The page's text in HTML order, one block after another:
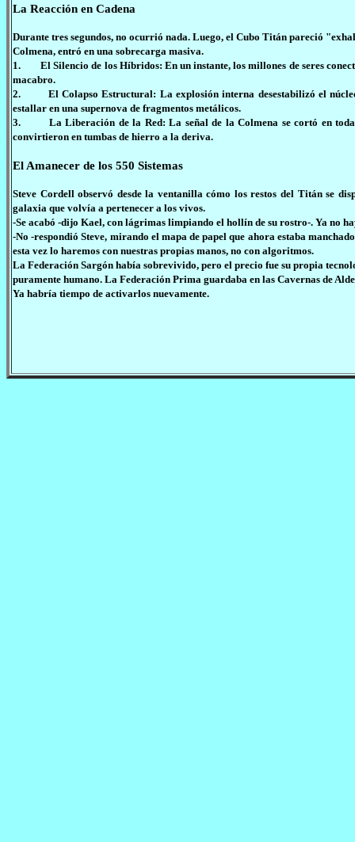
La Reacción en Cadena
Durante tres segundos, no ocurrió nada. Luego, el Cubo Titán pareció
Colmena, entró en una sobrecarga masiva.
1. El Silencio de los Híbridos: En un instante, los millones de seres
macabro.
2. El Colapso Estructural: La explosión interna desestabilizó el núcleo
estallar en una supernova de fragmentos metálicos.
3. La Liberación de la Red: La señal de la Colmena se cortó en toda
convirtieron en tumbas de hierro a la deriva.
El Amanecer de los 550 Sistemas
Steve Cordell observó desde la ventanilla cómo los restos del Titán se
galaxia que volvía a pertenecer a los vivos.
-Se acabó -dijo Kael, con lágrimas limpiando el hollín de su rostro-. Ya no
-No -respondió Steve, mirando el mapa de papel que ahora estaba
esta vez lo haremos con nuestras propias manos, no con algoritmos.
La Federación Sargón había sobrevivido, pero el precio fue su propia
puramente humano. La Federación Prima guardaba en las Cavernas de
Ya habría tiempo de activarlos nuevamente.